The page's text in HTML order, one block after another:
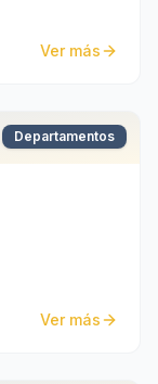
Ver más
Departamentos
Ver más